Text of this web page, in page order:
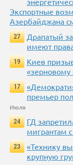
Экспортные
Азербайджана
27
Драпатый
имеют
19
Киев
«зерновому
17
премьер
Июля
24
ГД
мигрантам
23
«Технику
крупную